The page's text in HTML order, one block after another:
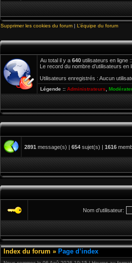
Supprimer les cookies du forum | L’équipe du forum
Au total il y a 640 utilisateurs en ligne
Le record du nombre d’utilisateurs en
Utilisateurs enregistrés : Aucun
Légende :: Administrateurs
2891 message(s) | 654 sujet(s) | 1616
Nom d’utilisateur:
Index du forum » Page d’index